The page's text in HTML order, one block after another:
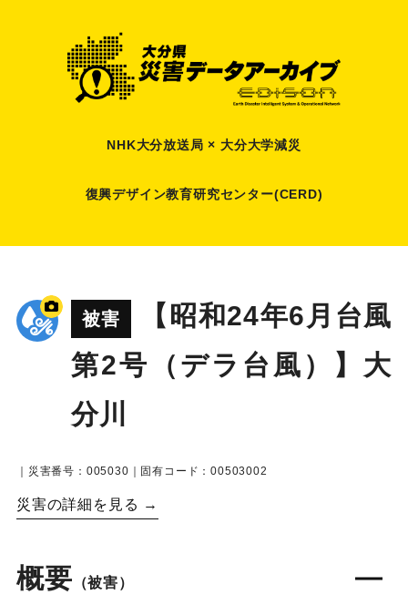
NHK大分放送局 × 大分大学減災
復興デザイン教育研究センター(CERD)
被害
【昭和24年6月台風
第2号（デラ台風）】大
分川
｜災害番号：005030｜固有コード：00503002
災害の詳細を見る →
概要 （被害）